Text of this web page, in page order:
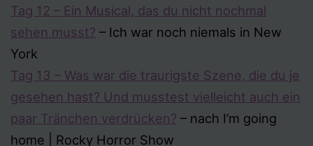
Tag 12 – Ein Musical, das du nicht nochmal
sehen musst? – Ich war noch niemals in New
York
Tag 13 – Was war die traurigste Szene, die du je
gesehen hast? Und musstest vielleicht auch ein
paar Tränchen verdrücken? – nach I’m going
home | Rocky Horror Show